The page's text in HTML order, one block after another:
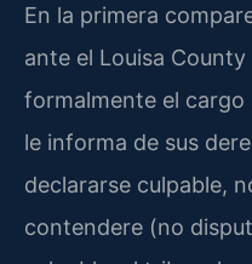
En la primera
ante el Louisa
formalmente el cargo
le informa de sus
declararse culpable,
contendere (no